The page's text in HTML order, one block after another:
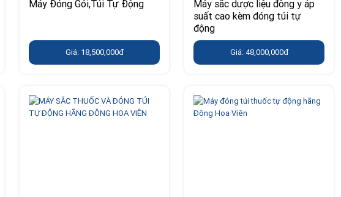
Máy Đóng Gói,Túi Tự Động
Giá: 18,500,000đ
Máy sắc dược liệu đông y áp
suất cao kèm đóng túi tự
động
Giá: 48,000,000đ